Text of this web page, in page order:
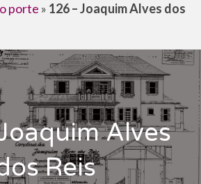
porte » 126 – Joaquim Alves dos
Alves
Reis